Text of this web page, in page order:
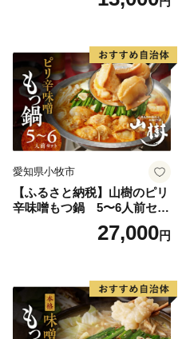
愛知県小牧市
【ふるさと納税】山樹のピリ
辛味噌もつ鍋 5〜6人前セッ
ト 山樹 国産 牛もつ ホルモン
モツ オンライン飲み会 ホー
時間
27,000円